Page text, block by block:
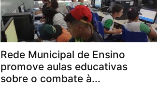
Rede Municipal de Ensino
promove aulas educativas
sobre o combate à...